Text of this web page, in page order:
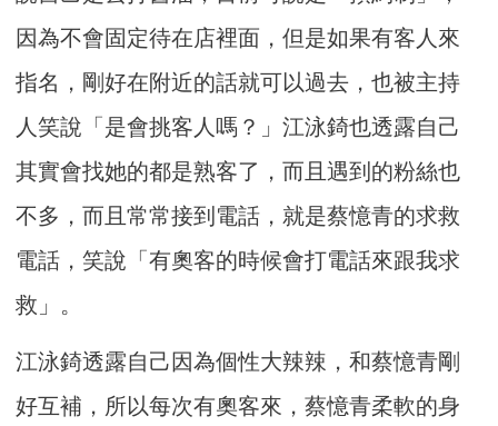
因為不會固定待在店裡面，但是如果有客人來
指名，剛好在附近的話就可以過去，也被主持
人笑說「是會挑客人嗎？」江泳錡也透露自己
其實會找她的都是熟客了，而且遇到的粉絲也
不多，而且常常接到電話，就是蔡憶青的求救
電話，笑說「有奧客的時候會打電話來跟我求
救」。
江泳錡透露自己因為個性大辣辣，和蔡憶青剛
好互補，所以每次有奧客來，蔡憶青柔軟的身